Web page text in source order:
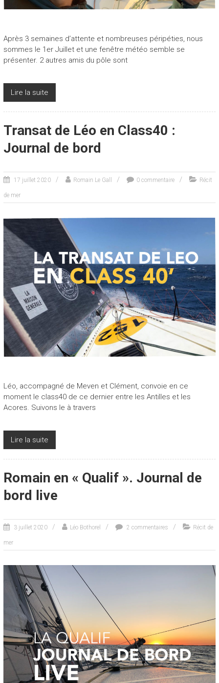
Après 3 semaines d’attente et nombreuses péripéties, nous
sommes le 1er Juillet et une fenêtre météo semble se
présenter. 2 autres amis du pôle sont
Lire la suite
Transat de Léo en Class40 :
Journal de bord
17 juillet 2020 Romain Le Gall 0 commentaire Récit
de mer
Léo, accompagné de Meven et Clément, convoie en ce
moment le class40 de ce dernier entre les Antilles et les
Acores. Suivons le à travers
Lire la suite
Romain en « Qualif ». Journal de
bord live
3 juillet 2020 Léo Bothorel 2 commentaires Récit de
mer